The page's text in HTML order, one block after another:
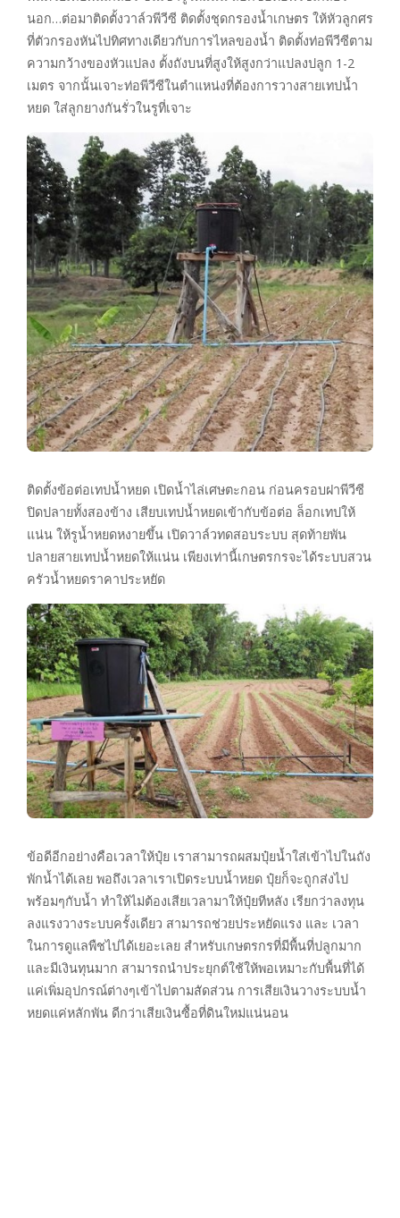
นอก…ต่อมาติดตั้งวาล์วพีวีซี ติดตั้งชุดกรองน้ำเกษตร ให้หัวลูกศร
ที่ตัวกรองหันไปทิศทางเดียวกับการไหลของน้ำ ติดตั้งท่อพีวีซีตาม
ความกว้างของหัวแปลง ตั้งถังบนที่สูงให้สูงกว่าแปลงปลูก 1-2
เมตร จากนั้นเจาะท่อพีวีซีในตำแหน่งที่ต้องการวางสายเทปน้ำ
หยด ใส่ลูกยางกันรั่วในรูที่เจาะ
ติดตั้งข้อต่อเทปน้ำหยด เปิดน้ำไล่เศษตะกอน ก่อนครอบฝาพีวีซี
ปิดปลายทั้งสองข้าง เสียบเทปน้ำหยดเข้ากับข้อต่อ ล็อกเทปให้
แน่น ให้รูน้ำหยดหงายขึ้น เปิดวาล์วทดสอบระบบ สุดท้ายพัน
ปลายสายเทปน้ำหยดให้แน่น เพียงเท่านี้เกษตรกรจะได้ระบบสวน
ครัวน้ำหยดราคาประหยัด
ข้อดีอีกอย่างคือเวลาให้ปุ๋ย เราสามารถผสมปุ๋ยน้ำใส่เข้าไปในถัง
พักน้ำได้เลย พอถึงเวลาเราเปิดระบบน้ำหยด ปุ๋ยก็จะถูกส่งไป
พร้อมๆกับน้ำ ทำให้ไม่ต้องเสียเวลามาให้ปุ๋ยทีหลัง เรียกว่าลงทุน
ลงแรงวางระบบครั้งเดียว สามารถช่วยประหยัดแรง และ เวลา
ในการดูแลพืชไปได้เยอะเลย สำหรับเกษตรกรที่มีพื้นที่ปลูกมาก
และมีเงินทุนมาก สามารถนำประยุกต์ใช้ให้พอเหมาะกับพื้นที่ได้
แค่เพิ่มอุปกรณ์ต่างๆเข้าไปตามสัดส่วน การเสียเงินวางระบบน้ำ
หยดแค่หลักพัน ดีกว่าเสียเงินซื้อที่ดินใหม่แน่นอน